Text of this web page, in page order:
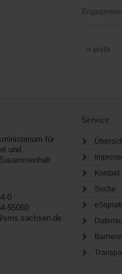
Feuerwehr
erste
für
und
0
55060
Service
Kontakt
Suche